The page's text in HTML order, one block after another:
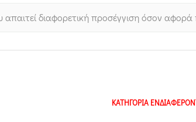
απαιτεί διαφορετική προσέγγιση όσον
ΚΑΤΗΓΟΡΙΑ